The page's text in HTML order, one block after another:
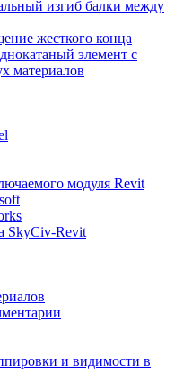
изгиб балки между
жесткого конца
элемент с
материалов
модуля Revit
SkyCiv-Revit
и видимости в